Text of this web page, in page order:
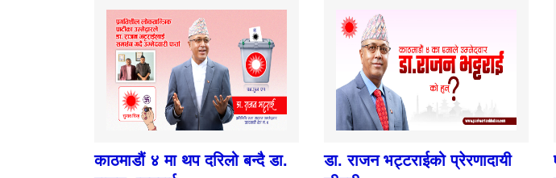
काठमाडौं ४ मा थप दरिलो बन्दै डा.
डा. राजन भट्टराईको प्रेरणादायी